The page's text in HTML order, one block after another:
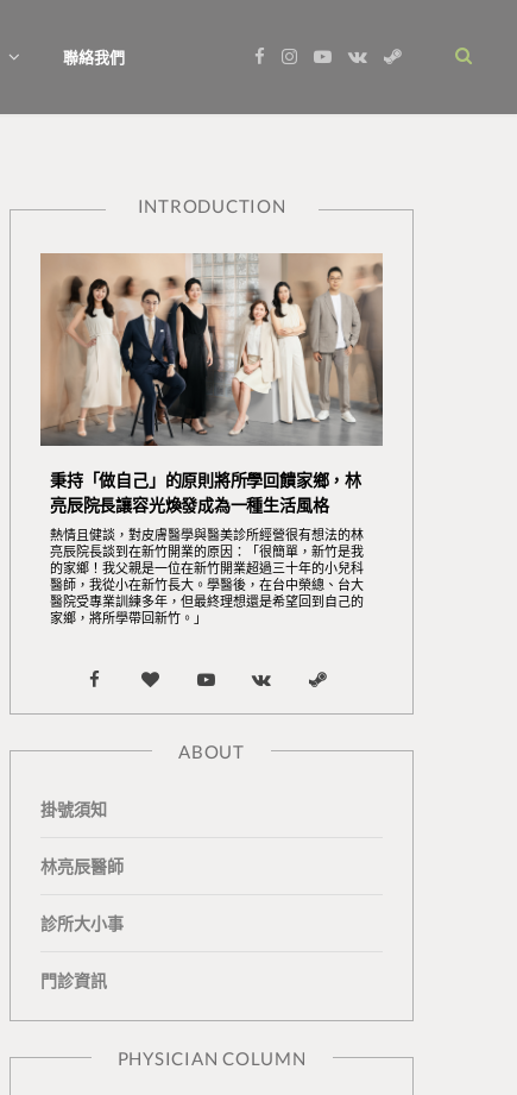
聯絡我們
I
Y
V
S
INTRODUCTION
秉持「做自己」的原則將所學回饋家鄉，林
亮辰院長讓容光煥發成為一種生活風格
熱情且健談，對皮膚醫學與醫美診所經營很有想法的林
亮辰院長談到在新竹開業的原因：「很簡單，新竹是我
的家鄉！我父親是一位在新竹開業超過三十年的小兒科
醫師，我從小在新竹長大。學醫後，在台中榮總、台大
醫院受專業訓練多年，但最終理想還是希望回到自己的
家鄉，將所學帶回新竹。」
F
a
e
b
k
B
l
n
Y
o
u
V
K
e
S
t
ABOUT
掛號須知
林亮辰醫師
診所大小事
門診資訊
PHYSICIAN COLUMN